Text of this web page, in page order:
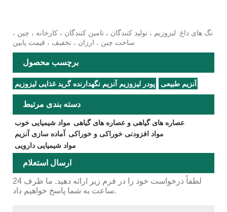
تگ های داغ: لیزوزیم ، تولید کنندگان ، تامین کنندگان ، کارخانه ، چین ،
ساخت چین ، ارزان ، تخفیف ، قیمت پایین
برچسب محصول
پودر لیزوزیم آنزیم نگهدارنده گرید غذایی لیزوزیم آنزیم طبیعی
دسته بندی مرتبط
مواد شیمیایی خوب عصاره های گیاهی و عصاره های گیاهی
آماده سازی آنزیم
مواد افزودنی خوراکی و خوراکی
مواد شیمیایی دارویی
ارسال استعلام
لطفاً درخواست خود را در فرم زیر ارائه دهید. ما ظرف 24
ساعت به شما پاسخ خواهیم داد.